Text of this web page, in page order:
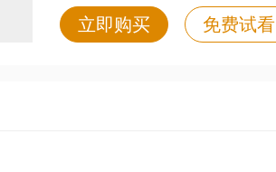
立即购买 免费试看